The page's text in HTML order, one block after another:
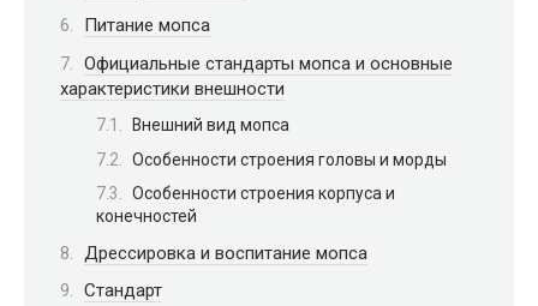
Питание мопса
Официальные стандарты мопса и основные
характеристики внешности
Внешний вид мопса
Особенности строения головы и морды
Особенности строения корпуса и
конечностей
Дрессировка и воспитание мопса
Стандарт